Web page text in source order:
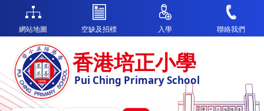
香港培正小學
Pui Ching Primary School
網站地圖 空缺及招標 入學 聯絡我們